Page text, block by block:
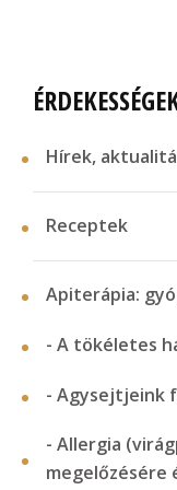
Hírek,
Receptek
Apiterápia:
- A tökéletes
- Agysejtjeink
- Allergia
megelőzésére